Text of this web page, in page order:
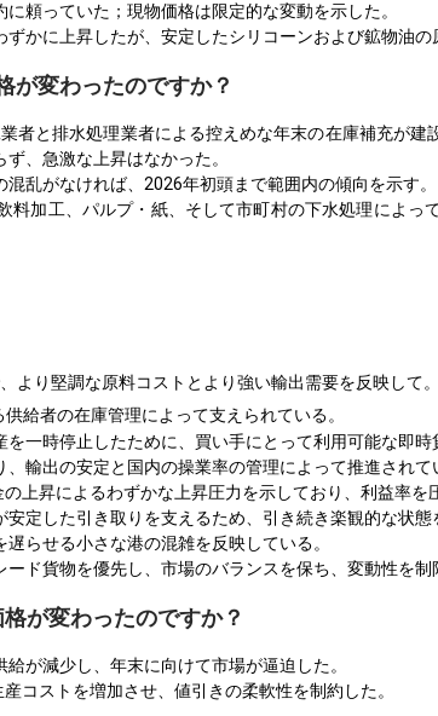
頼っていた；現物価格は限定的な変動を示した。
かに上昇したが、安定したシリコーンおよび鉱物油の
が変わったのですか？
者と排水処理業者による控えめな年末の在庫補充が
、急激な上昇はなかった。
乱がなければ、2026年初頭まで範囲内の傾向を示す。
加工、パルプ・紙、そして市町村の下水処理によ
より堅調な原料コストとより強い輸出需要を反映して。
供給者の在庫管理によって支えられている。
一時停止したために、買い手にとって利用可能な即時
輸出の安定と国内の操業率の管理によって推進されて
上昇によるわずかな上昇圧力を示しており、利益率を
定した引き取りを支えるため、引き続き楽観的な状態
らせる小さな港の混雑を反映している。
ド貨物を優先し、市場のバランスを保ち、変動性を制
が変わったのですか？
が減少し、年末に向けて市場が逼迫した。
コストを増加させ、値引きの柔軟性を制約した。